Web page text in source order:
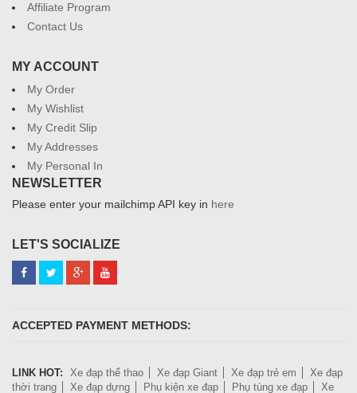
Affiliate Program
Contact Us
MY ACCOUNT
My Order
My Wishlist
My Credit Slip
My Addresses
My Personal In
NEWSLETTER
Please enter your mailchimp API key in here
LET'S SOCIALIZE
ACCEPTED PAYMENT METHODS:
LINK HOT: Xe đạp thể thao Xe đạp Giant Xe đạp trẻ em
Xe đạp
thời trang
Xe đạp dựng Phụ kiện xe đạp Phụ tùng xe đạp Xe